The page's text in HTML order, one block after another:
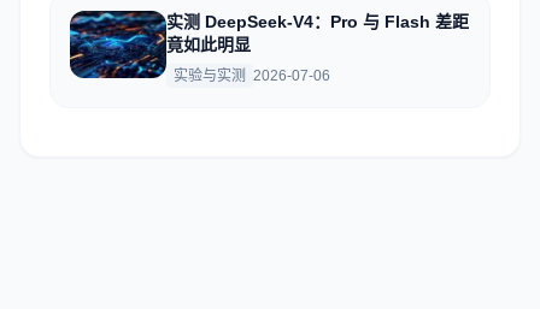
实测 DeepSeek-V4：Pro 与 Flash 差距
竟如此明显
实验与实测 2026-07-06